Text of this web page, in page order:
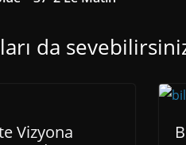
da
Vizyona